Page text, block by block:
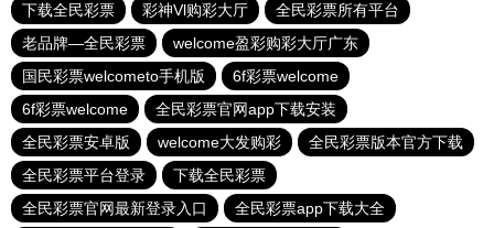
下载全民彩票
彩神Vl购彩大厅
全民彩票所有平台
老品牌—全民彩票
welcome盈彩购彩大厅广东
国民彩票welcometo手机版
6f彩票welcome
6f彩票welcome
全民彩票官网app下载安装
全民彩票安卓版
welcome大发购彩
全民彩票版本官方下载
全民彩票平台登录
下载全民彩票
全民彩票官网最新登录入口
全民彩票app下载大全